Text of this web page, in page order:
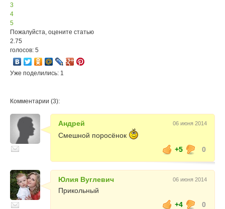
3
4
5
Пожалуйста, оцените статью
2.75
голосов: 5
Уже поделились: 1
Комментарии (3):
Андрей 06 июня 2014
Смешной поросёнок
+5
0
Юлия Вуглевич 06 июня 2014
Прикольный
+4
0